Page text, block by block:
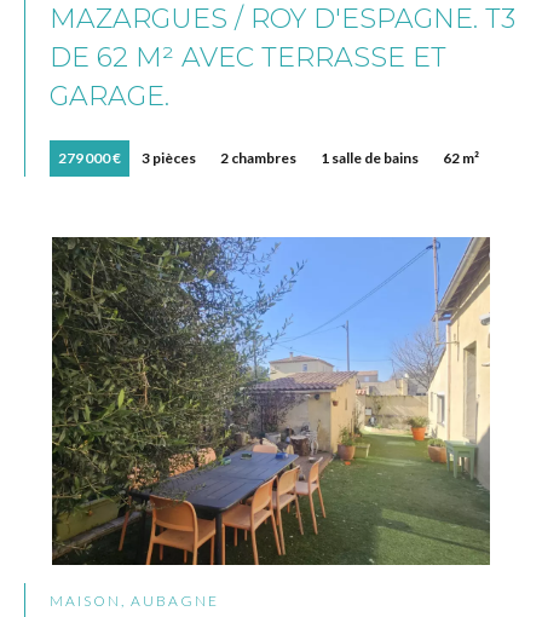
MAZARGUES / ROY D'ESPAGNE. T3
DE 62 M² AVEC TERRASSE ET
GARAGE.
279 000 € 3 pièces 2 chambres 1 salle de bains 62 m²
MAISON, AUBAGNE